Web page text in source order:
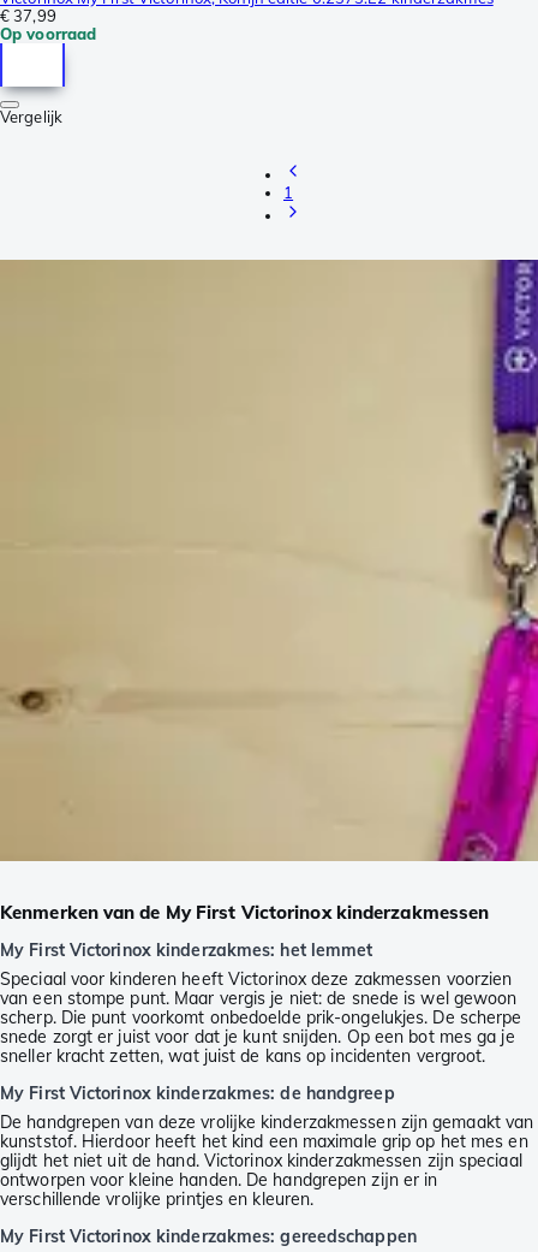
€ 37,99
Op voorraad
Vergelijk
1
Kenmerken van de My First Victorinox kinderzakmessen
My First Victorinox kinderzakmes: het lemmet
Speciaal voor kinderen heeft Victorinox deze zakmessen voorzien
van een stompe punt. Maar vergis je niet: de snede is wel gewoon
scherp. Die punt voorkomt onbedoelde prik-ongelukjes. De scherpe
snede zorgt er juist voor dat je kunt snijden. Op een bot mes ga je
sneller kracht zetten, wat juist de kans op incidenten vergroot.
My First Victorinox kinderzakmes: de handgreep
De handgrepen van deze vrolijke kinderzakmessen zijn gemaakt van
kunststof. Hierdoor heeft het kind een maximale grip op het mes en
glijdt het niet uit de hand. Victorinox kinderzakmessen zijn speciaal
ontworpen voor kleine handen. De handgrepen zijn er in
verschillende vrolijke printjes en kleuren.
My First Victorinox kinderzakmes: gereedschappen